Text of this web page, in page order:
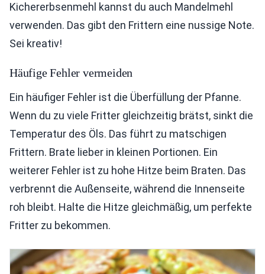
Kichererbsenmehl kannst du auch Mandelmehl
verwenden. Das gibt den Frittern eine nussige Note.
Sei kreativ!
Häufige Fehler vermeiden
Ein häufiger Fehler ist die Überfüllung der Pfanne.
Wenn du zu viele Fritter gleichzeitig brätst, sinkt die
Temperatur des Öls. Das führt zu matschigen
Frittern. Brate lieber in kleinen Portionen. Ein
weiterer Fehler ist zu hohe Hitze beim Braten. Das
verbrennt die Außenseite, während die Innenseite
roh bleibt. Halte die Hitze gleichmäßig, um perfekte
Fritter zu bekommen.